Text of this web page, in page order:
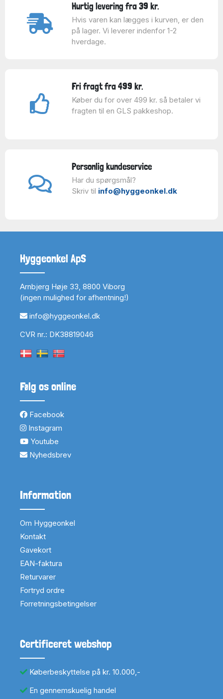
Hurtig levering fra 39 kr.
Hvis varen kan lægges i kurven, er den
på lager. Vi leverer indenfor 1-2
hverdage.
Fri fragt fra 499 kr.
Køber du for over 499 kr. så betaler vi
fragten til en GLS pakkeshop.
Personlig kundeservice
Har du spørgsmål?
Skriv til info@hyggeonkel.dk
Hyggeonkel ApS
Arnbjerg Høje 33, 8800 Viborg
(ingen mulighed for afhentning!)
info@hyggeonkel.dk
CVR nr.: DK38819046
Følg os online
Facebook
Instagram
Youtube
Nyhedsbrev
Information
Om Hyggeonkel
Kontakt
Gavekort
EAN-faktura
Returvarer
Fortryd ordre
Forretningsbetingelser
Certificeret webshop
Køberbeskyttelse på kr. 10.000,-
En gennemskuelig handel